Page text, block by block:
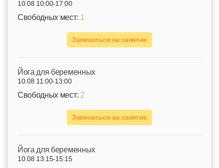
10.08 10:00-17:00
Свободных мест: 1
Записаться на занятие
Йога для беременных
10.08 11:00-13:00
Свободных мест: 2
Записаться на занятие
Йога для беременных
10.08 13:15-15:15